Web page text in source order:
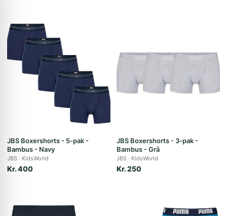
JBS Boxershorts - 5-pak -
Bambus - Navy
JBS KidsWorld
Kr. 400
JBS Boxershorts - 3-pak -
Bambus - Grå
JBS KidsWorld
Kr. 250